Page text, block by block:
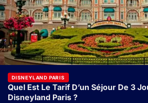
DISNEYLAND PARIS
Quel Est Le Tarif D’un Séjour De 3
Disneyland Paris ?